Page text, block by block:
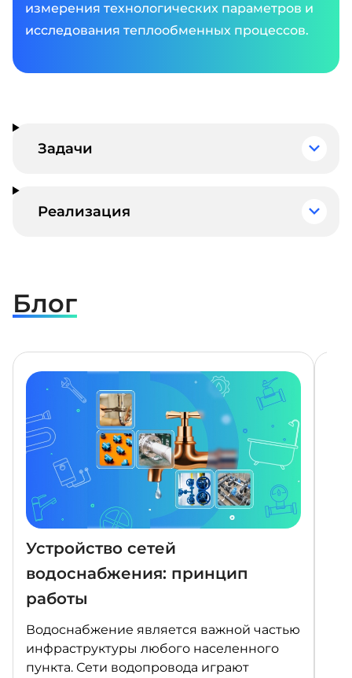
измерения технологических параметров и
исследования теплообменных процессов.
Задачи
Реализация
Блог
Устройство сетей
водоснабжения: принцип
работы
Водоснабжение является важной частью
инфраструктуры любого населенного
пункта. Сети водопровода играют